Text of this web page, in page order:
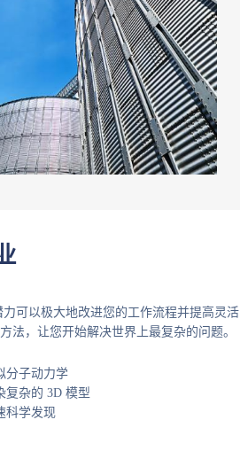
可以极大地改进您的工作流程并提高灵活
法，让您开始解决世界上最复杂的问题。
分子动力学
复杂的 3D 模型
科学发现